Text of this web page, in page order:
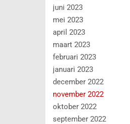
juni 2023
mei 2023
april 2023
maart 2023
februari 2023
januari 2023
december 2022
november 2022
oktober 2022
september 2022